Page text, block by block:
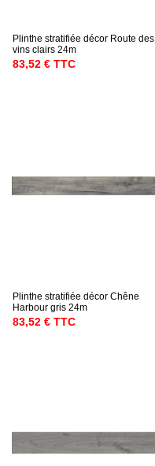
Plinthe stratifiée décor Route des
vins clairs 24m
83,52 € TTC
Plinthe stratifiée décor Chêne
Harbour gris 24m
83,52 € TTC